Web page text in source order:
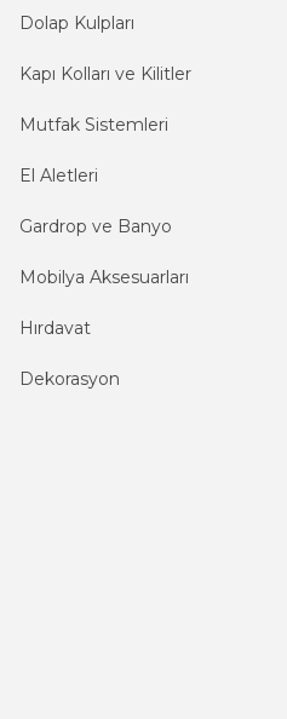
Dolap Kulpları
Kapı Kolları ve Kilitler
Mutfak Sistemleri
El Aletleri
Gardrop ve Banyo
Mobilya Aksesuarları
Hırdavat
Dekorasyon